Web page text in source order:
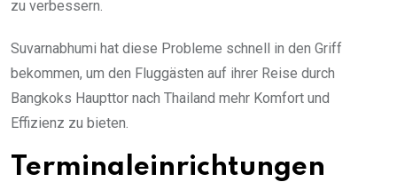
zu verbessern.
Suvarnabhumi hat diese Probleme schnell in den Griff
bekommen, um den Fluggästen auf ihrer Reise durch
Bangkoks Haupttor nach Thailand mehr Komfort und
Effizienz zu bieten.
Terminaleinrichtungen